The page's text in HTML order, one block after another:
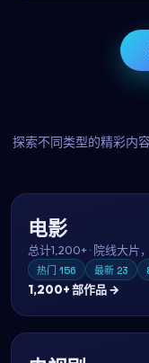
探索不同类型的精彩内
电影
总计1,200+· 院线大片
热门 156 最新 23
1,200+部作品 →